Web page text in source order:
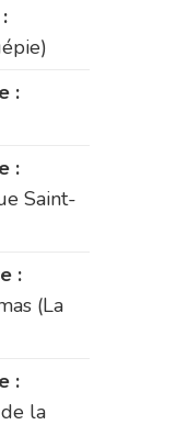
:
:
Saint-
:
(La
:
la